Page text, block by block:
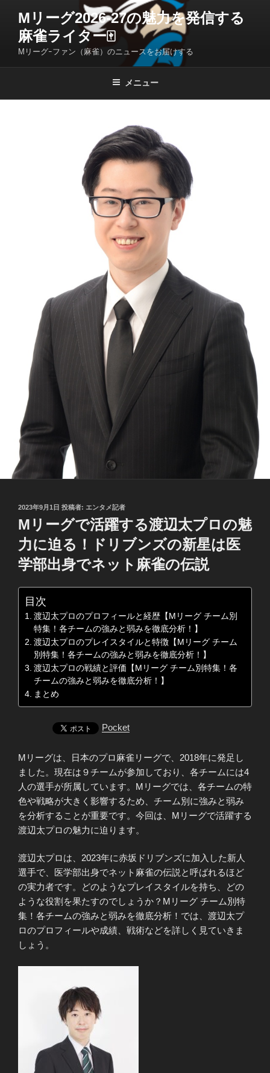
Mリーグ2026-27の魅力を発信する
麻雀ライター🀄️
Mリーグｰファン（麻雀）のニュースをお届けする
メニュー
投
日:
2023年9月1日 投稿者: エンタメ記者
Mリーグで活躍する渡辺太プロの魅
力に迫る！ドリブンズの新星は医
学部出身でネット麻雀の伝説
目次
渡辺太プロのプロフィールと経歴【Mリーグ チーム別
特集！各チームの強みと弱みを徹底分析！】
渡辺太プロのプレイスタイルと特徴【Mリーグ チーム
別特集！各チームの強みと弱みを徹底分析！】
渡辺太プロの戦績と評価【Mリーグ チーム別特集！各
チームの強みと弱みを徹底分析！】
まとめ
Pocket
Mリーグは、日本のプロ麻雀リーグで、2018年に発足し
ました。現在は９チームが参加しており、各チームには4
人の選手が所属しています。Mリーグでは、各チームの特
色や戦略が大きく影響するため、チーム別に強みと弱み
を分析することが重要です。今回は、Mリーグで活躍する
渡辺太プロの魅力に迫ります。
渡辺太プロは、2023年に赤坂ドリブンズに加入した新人
選手で、医学部出身でネット麻雀の伝説と呼ばれるほど
の実力者です。どのようなプレイスタイルを持ち、どの
ような役割を果たすのでしょうか？Mリーグ チーム別特
集！各チームの強みと弱みを徹底分析！では、渡辺太プ
ロのプロフィールや成績、戦術などを詳しく見ていきま
しょう。